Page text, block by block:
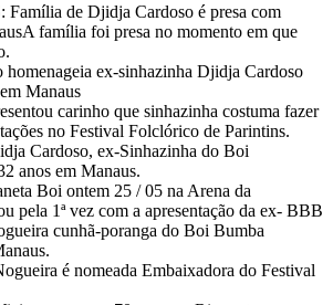
Família de Djidja Cardoso é presa com
família foi presa no momento em que
homenageia ex-sinhazinha Djidja Cardoso
Manaus
carinho que sinhazinha costuma fazer
no Festival Folclórico de Parintins.
Cardoso, ex-Sinhazinha do Boi
anos em Manaus.
Boi ontem 25 / 05 na Arena da
pela 1ª vez com a apresentação da ex- BBB
cunhã-poranga do Boi Bumba
é nomeada Embaixadora do Festival